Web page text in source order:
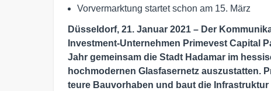
Vorvermarktung startet schon am 15. März
Düsseldorf, 21. Januar 2021 – Der
Investment-Unternehmen Primevest Capital
Jahr gemeinsam die Stadt Hadamar im
hochmodernen Glasfasernetz auszustatten.
teure Bauvorhaben und baut die